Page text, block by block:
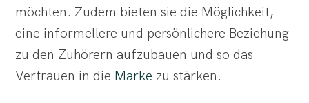
möchten. Zudem bieten sie die Möglichkeit,
eine informellere und persönlichere Beziehung
zu den Zuhörern aufzubauen und so das
Vertrauen in die Marke zu stärken.